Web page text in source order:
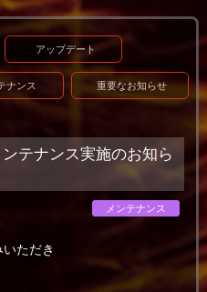
アップデート
ナンス 重要なお知らせ
テナンス実施のお知ら
メンテナンス
ただき